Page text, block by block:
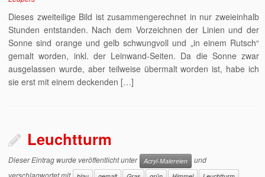
Dieses zweiteilige Bild ist zusammengerechnet in nur zweieinhalb
Stunden entstanden. Nach dem Vorzeichnen der Linien und der
Sonne sind orange und gelb schwungvoll und „in einem Rutsch“
gemalt worden, inkl. der Leinwand-Seiten. Da die Sonne zwar
ausgelassen wurde, aber teilweise übermalt worden ist, habe ich
sie erst mit einem deckenden […]
Leuchtturm
Dieser Eintrag wurde veröffentlicht unter Acryl-Malereien
und